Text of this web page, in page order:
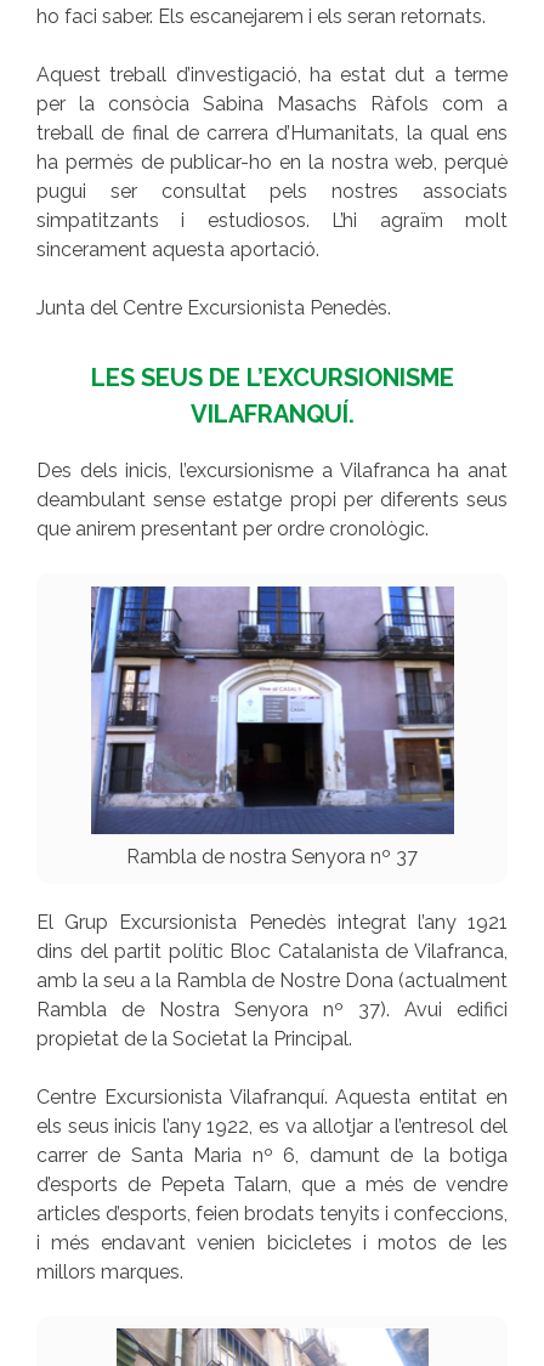
ho faci saber. Els escanejarem i els seran retornats.
Aquest treball d’investigació, ha estat dut a terme
per la consòcia Sabina Masachs Ràfols com a
treball de final de carrera d’Humanitats, la qual ens
ha permès de publicar-ho en la nostra web, perquè
pugui ser consultat pels nostres associats
simpatitzants i estudiosos. L’hi agraïm molt
sincerament aquesta aportació.
Junta del Centre Excursionista Penedès.
LES SEUS DE L’EXCURSIONISME
VILAFRANQUÍ.
Des dels inicis, l’excursionisme a Vilafranca ha anat
deambulant sense estatge propi per diferents seus
que anirem presentant per ordre cronològic.
Rambla de nostra Senyora nº 37
El Grup Excursionista Penedès integrat l’any 1921
dins del partit polític Bloc Catalanista de Vilafranca,
amb la seu a la Rambla de Nostre Dona (actualment
Rambla de Nostra Senyora nº 37). Avui edifici
propietat de la Societat la Principal.
Centre Excursionista Vilafranquí. Aquesta entitat en
els seus inicis l’any 1922, es va allotjar a l’entresol del
carrer de Santa Maria nº 6, damunt de la botiga
d’esports de Pepeta Talarn, que a més de vendre
articles d’esports, feien brodats tenyits i confeccions,
i més endavant venien bicicletes i motos de les
millors marques.